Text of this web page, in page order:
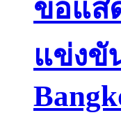
ขอแส
แข่งขั